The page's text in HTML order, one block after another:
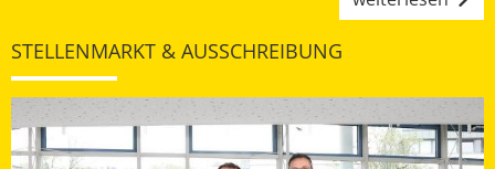
STELLENMARKT & AUSSCHREIBUNG